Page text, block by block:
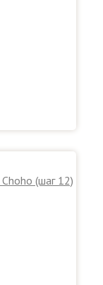
(шаг 12)